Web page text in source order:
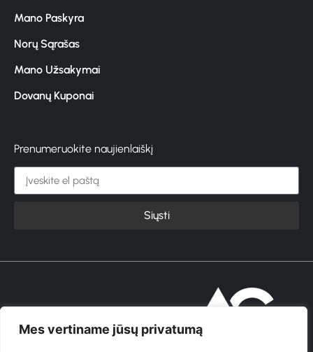
Mes vertiname jūsų privatumą
Mano Paskyra
Norų Sąrašas
Mano Užsakymai
Dovanų Kuponai
Prenumeruokite naujienlaiškį
Siųsti
© 2026 GROŽIOVITA